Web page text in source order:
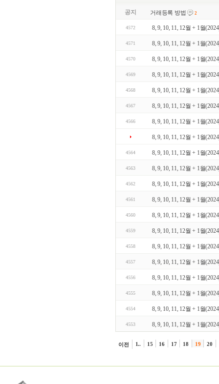
공지 거래등록 방법 2
4572 8, 9, 10, 11, 12월 + 1월
4571 8, 9, 10, 11, 12월 + 1월
4570 8, 9, 10, 11, 12월 + 1월
4569 8, 9, 10, 11, 12월 + 1월
4568 8, 9, 10, 11, 12월 + 1월
4567 8, 9, 10, 11, 12월 + 1월
4566 8, 9, 10, 11, 12월 + 1월
8, 9, 10, 11, 12월 + 1월
4564 8, 9, 10, 11, 12월 + 1월
4563 8, 9, 10, 11, 12월 + 1월
4562 8, 9, 10, 11, 12월 + 1월
4561 8, 9, 10, 11, 12월 + 1월
4560 8, 9, 10, 11, 12월 + 1월
4559 8, 9, 10, 11, 12월 + 1월
4558 8, 9, 10, 11, 12월 + 1월
4557 8, 9, 10, 11, 12월 + 1월
4556 8, 9, 10, 11, 12월 + 1월
4555 8, 9, 10, 11, 12월 + 1월
4554 8, 9, 10, 11, 12월 + 1월
4553 8, 9, 10, 11, 12월 + 1월
이전 1.. 15 16 17 18 19 20